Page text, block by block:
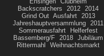
Backscratchers
2012
2014
Grind Out Ausfahrt
2013
Jahreshauptversammlung
2011
Sommerausfahrt
Helferfest
Bassemberg/F
2018
Jubiläum
Rittermahl
Weihnachtsmarkt